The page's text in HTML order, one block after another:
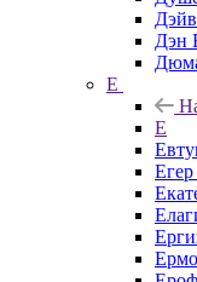
Дэн
Е
Е